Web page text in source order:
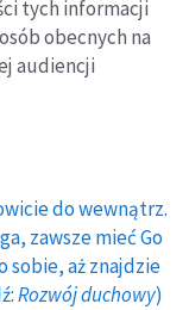
tych informacji
obecnych na
audiencji
do wewnątrz.
zawsze mieć Go
sobie, aż znajdzie
Rozwój duchowy)